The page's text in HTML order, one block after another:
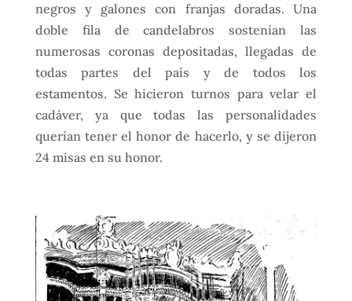
negros y galones con franjas doradas. Una
doble fila de candelabros sostenían las
numerosas coronas depositadas, llegadas de
todas partes del país y de todos los
estamentos. Se hicieron turnos para velar el
cadáver, ya que todas las personalidades
querían tener el honor de hacerlo, y se dijeron
24 misas en su honor.